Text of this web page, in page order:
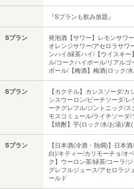
『Sプランも飲み放題』
Sプラン
発泡酒【サワー】レモンサワ
オレンジサワー/アセロラサワ
ンハイ/緑茶ハイ/【ウイスキ
ル/コークハイボール/リアル
ボール/【梅酒】梅酒(ロック/
Sプラン
【カクテル】カシスソーダ/
シスウーロン/ピーチソーダ/
ーチグレフル/ジントニック/
モスコミュール/ライチソーダ
【焼酎】芋(ロック/水/お湯)/
Sプラン
【日本酒(冷酒・熱燗)】日本
白)/キティー/カリモーチョ/オ
ク】ウーロン茶/緑茶/コーラ/
グレフルジュース/アセロラジ
ールド